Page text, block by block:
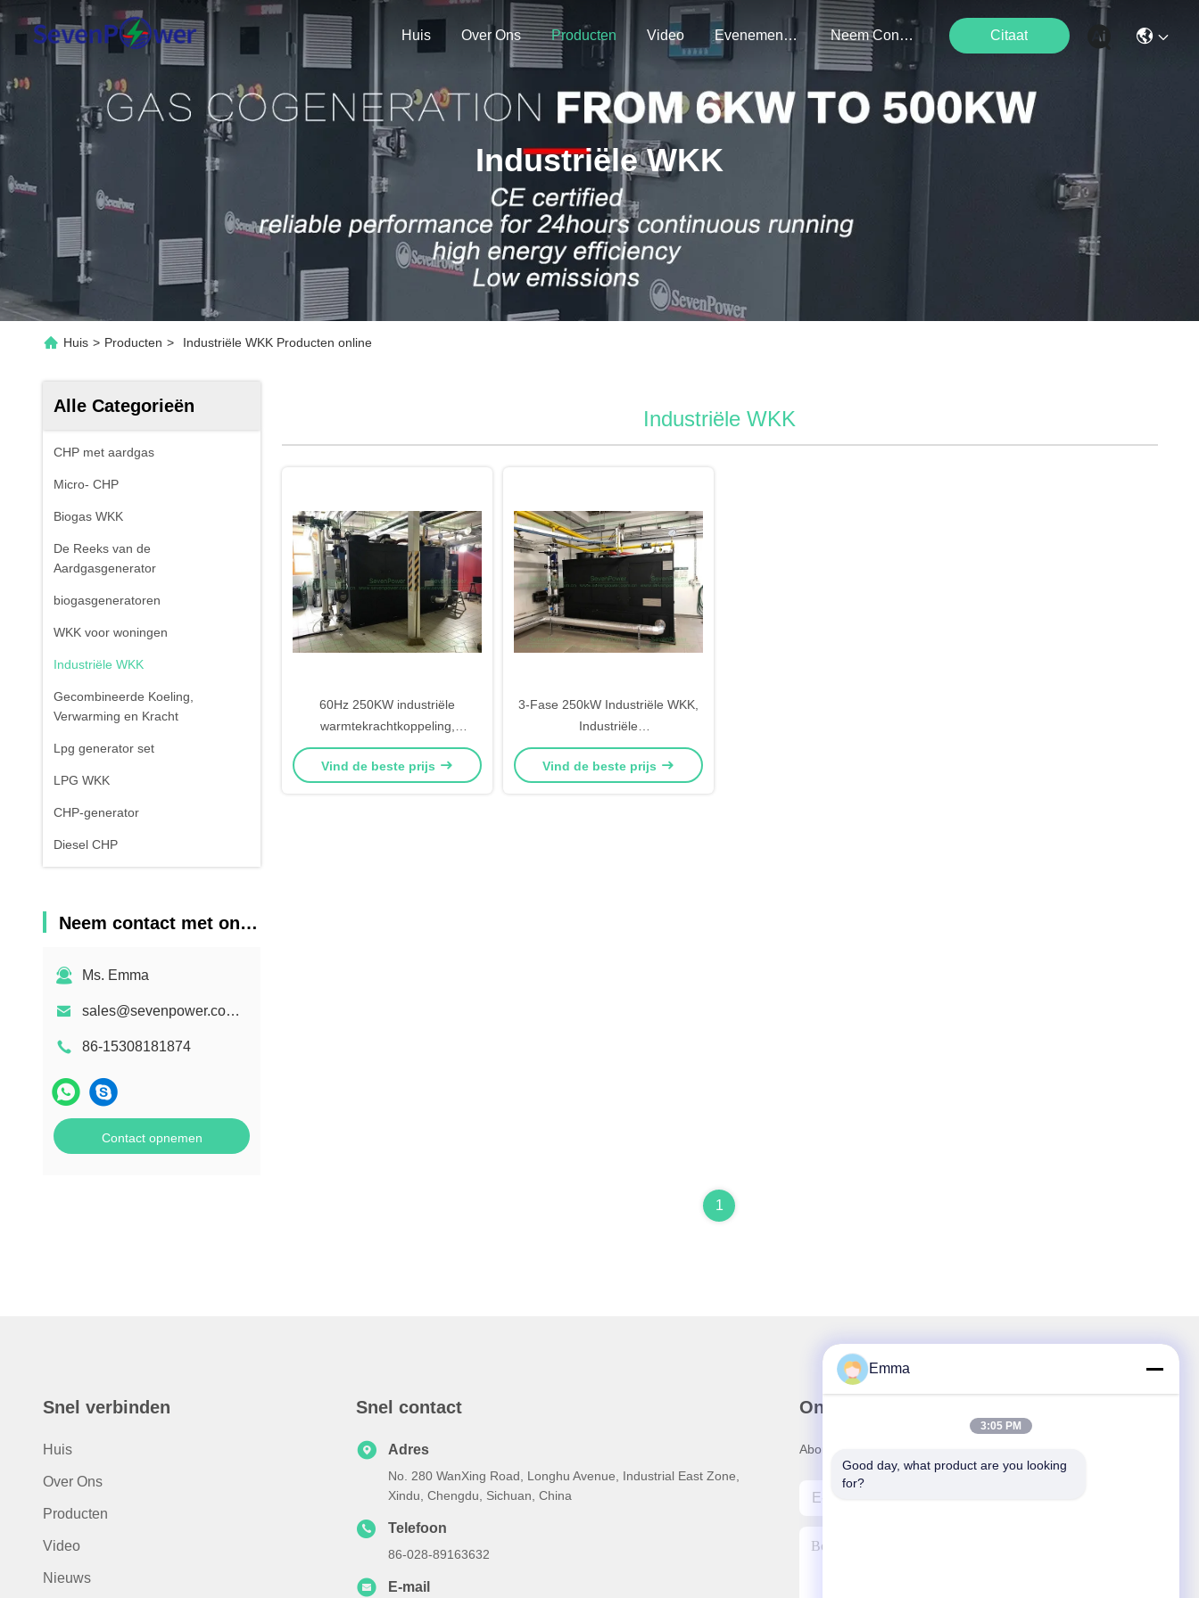
Huis Over Ons Producten Video Evenementen Neem Contact Met Ons Op Citaat
Industriële WKK
Huis > Producten > Industriële WKK Producten online
Alle Categorieën
CHP met aardgas
Micro- CHP
Biogas WKK
De Reeks van de
Aardgasgenerator
biogasgeneratoren
WKK voor woningen
Industriële WKK
Gecombineerde Koeling,
Verwarming en Kracht
Lpg generator set
LPG WKK
CHP-generator
Diesel CHP
Neem contact met ons op
Ms. Emma
sales@sevenpower.com.cn
86-15308181874
Contact opnemen
Industriële WKK
60Hz 250KW industriële
warmtekrachtkoppeling,
energiebesparende industriële
warmte en elektriciteit
Vind de beste prijs
3-Fase 250kW Industriële WKK,
Industriële
Warmtekrachtkoppeling met
Warmteterugwinningssysteem
Vind de beste prijs
1
Snel verbinden
Huis
Over Ons
Producten
Video
Nieuws
Snel contact
Adres
No. 280 WanXing Road, Longhu Avenue, Industrial East Zone,
Xindu, Chengdu, Sichuan, China
Telefoon
86-028-89163632
E-mail
Onze Nieuwsbrief
Abonneer u op onze nieuwsbrief voor kortingen en meer.
Emma
3:05 PM
Good day, what product are you looking
for?